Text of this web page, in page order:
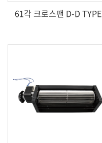
61각 크로스팬 D-D TYPE